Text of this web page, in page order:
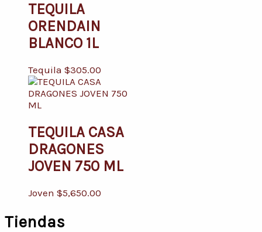
TEQUILA
ORENDAIN
BLANCO 1L
Tequila $305.00
TEQUILA CASA
DRAGONES
JOVEN 750 ML
Joven $5,650.00
Tiendas